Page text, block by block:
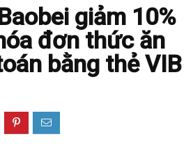
giảm 10%
đơn thức ăn
bằng thẻ VIB